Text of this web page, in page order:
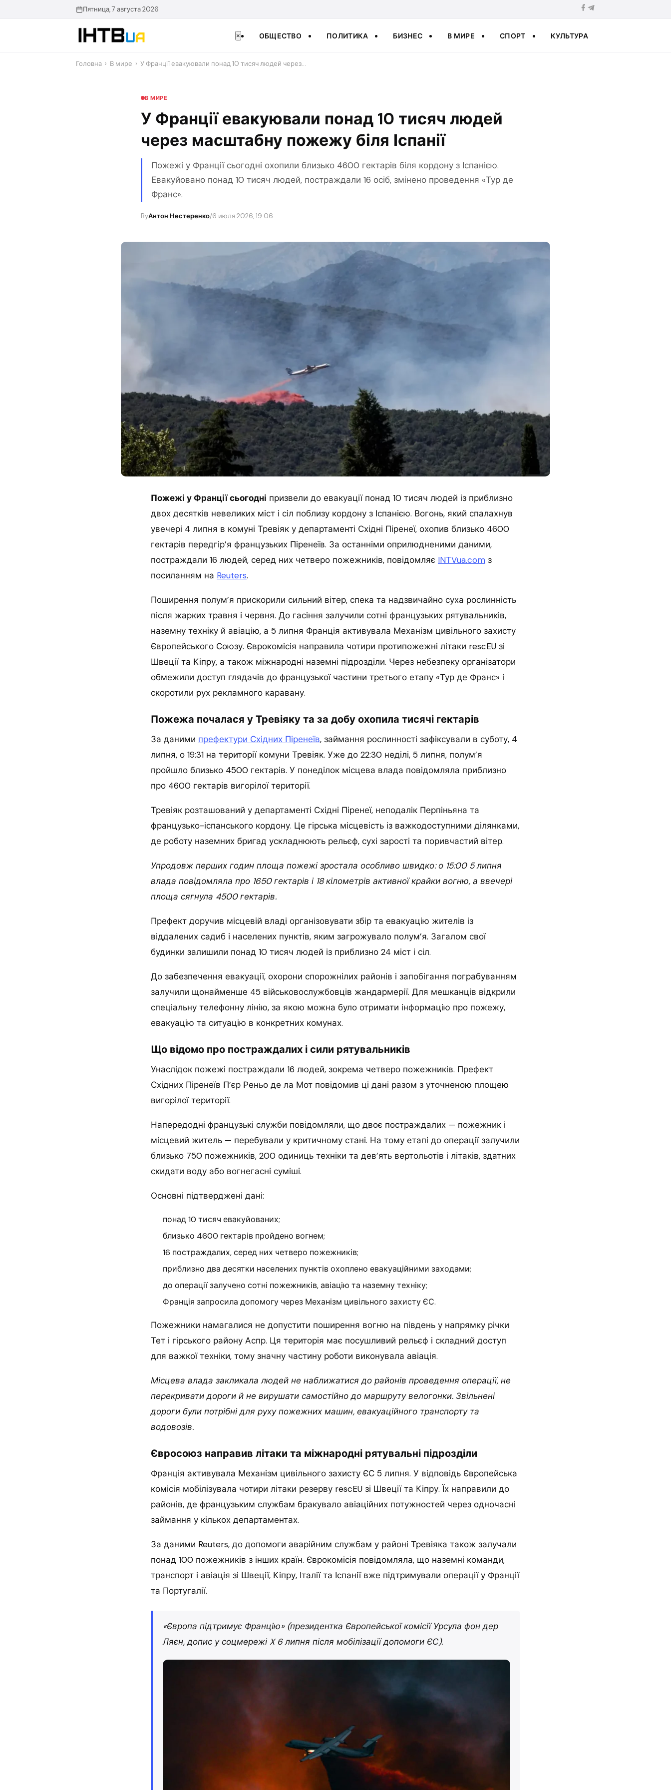
Пятница, 7 августа 2026
× ОБЩЕСТВО ПОЛИТИКА БИЗНЕС В МИРЕ СПОРТ КУЛЬТУРА
Головна › В мире › У Франції евакуювали понад 10 тисяч людей через…
В МИРЕ
У Франції евакуювали понад 10 тисяч людей
через масштабну пожежу біля Іспанії
Пожежі у Франції сьогодні охопили близько 4600 гектарів біля кордону з Іспанією.
Евакуйовано понад 10 тисяч людей, постраждали 16 осіб, змінено проведення «Тур де
Франс».
ByАнтон Нестеренко/6 июля 2026, 19:06
Пожежі у Франції сьогодні призвели до евакуації понад 10 тисяч людей із приблизно
двох десятків невеликих міст і сіл поблизу кордону з Іспанією. Вогонь, який спалахнув
увечері 4 липня в комуні Тревіяк у департаменті Східні Піренеї, охопив близько 4600
гектарів передгір’я французьких Піренеїв. За останніми оприлюдненими даними,
постраждали 16 людей, серед них четверо пожежників, повідомляє INTVua.com з
посиланням на Reuters.
Поширення полум’я прискорили сильний вітер, спека та надзвичайно суха рослинність
після жарких травня і червня. До гасіння залучили сотні французьких рятувальників,
наземну техніку й авіацію, а 5 липня Франція активувала Механізм цивільного захисту
Європейського Союзу. Єврокомісія направила чотири протипожежні літаки rescEU зі
Швеції та Кіпру, а також міжнародні наземні підрозділи. Через небезпеку організатори
обмежили доступ глядачів до французької частини третього етапу «Тур де Франс» і
скоротили рух рекламного каравану.
Пожежа почалася у Тревіяку та за добу охопила тисячі гектарів
За даними префектури Східних Піренеїв, займання рослинності зафіксували в суботу, 4
липня, о 19:31 на території комуни Тревіяк. Уже до 22:30 неділі, 5 липня, полум’я
пройшло близько 4500 гектарів. У понеділок місцева влада повідомляла приблизно
про 4600 гектарів вигорілої території.
Тревіяк розташований у департаменті Східні Піренеї, неподалік Перпіньяна та
французько-іспанського кордону. Це гірська місцевість із важкодоступними ділянками,
де роботу наземних бригад ускладнюють рельєф, сухі зарості та поривчастий вітер.
Упродовж перших годин площа пожежі зростала особливо швидко: о 15:00 5 липня
влада повідомляла про 1650 гектарів і 18 кілометрів активної крайки вогню, а ввечері
площа сягнула 4500 гектарів.
Префект доручив місцевій владі організовувати збір та евакуацію жителів із
віддалених садиб і населених пунктів, яким загрожувало полум’я. Загалом свої
будинки залишили понад 10 тисяч людей із приблизно 24 міст і сіл.
До забезпечення евакуації, охорони спорожнілих районів і запобігання пограбуванням
залучили щонайменше 45 військовослужбовців жандармерії. Для мешканців відкрили
спеціальну телефонну лінію, за якою можна було отримати інформацію про пожежу,
евакуацію та ситуацію в конкретних комунах.
Що відомо про постраждалих і сили рятувальників
Унаслідок пожежі постраждали 16 людей, зокрема четверо пожежників. Префект
Східних Піренеїв П’єр Реньо де ла Мот повідомив ці дані разом з уточненою площею
вигорілої території.
Напередодні французькі служби повідомляли, що двоє постраждалих — пожежник і
місцевий житель — перебували у критичному стані. На тому етапі до операції залучили
близько 750 пожежників, 200 одиниць техніки та дев’ять вертольотів і літаків, здатних
скидати воду або вогнегасні суміші.
Основні підтверджені дані:
понад 10 тисяч евакуйованих;
близько 4600 гектарів пройдено вогнем;
16 постраждалих, серед них четверо пожежників;
приблизно два десятки населених пунктів охоплено евакуаційними заходами;
до операції залучено сотні пожежників, авіацію та наземну техніку;
Франція запросила допомогу через Механізм цивільного захисту ЄС.
Пожежники намагалися не допустити поширення вогню на південь у напрямку річки
Тет і гірського району Аспр. Ця територія має посушливий рельєф і складний доступ
для важкої техніки, тому значну частину роботи виконувала авіація.
Місцева влада закликала людей не наближатися до районів проведення операції, не
перекривати дороги й не вирушати самостійно до маршруту велогонки. Звільнені
дороги були потрібні для руху пожежних машин, евакуаційного транспорту та
водовозів.
Євросоюз направив літаки та міжнародні рятувальні підрозділи
Франція активувала Механізм цивільного захисту ЄС 5 липня. У відповідь Європейська
комісія мобілізувала чотири літаки резерву rescEU зі Швеції та Кіпру. Їх направили до
районів, де французьким службам бракувало авіаційних потужностей через одночасні
займання у кількох департаментах.
За даними Reuters, до допомоги аварійним службам у районі Тревіяка також залучали
понад 100 пожежників з інших країн. Єврокомісія повідомляла, що наземні команди,
транспорт і авіація зі Швеції, Кіпру, Італії та Іспанії вже підтримували операції у Франції
та Португалії.
«Європа підтримує Францію» (президентка Європейської комісії Урсула фон дер
Ляєн, допис у соцмережі X 6 липня після мобілізації допомоги ЄС).